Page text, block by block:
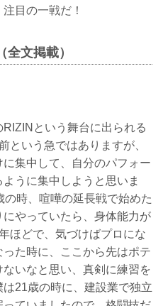
目の一戦だ！
文掲載）
という舞台に出られる
という急ではありますが、
集中して、自分のパフォー
うに集中しようと思いま
時、喧嘩の延長戦で始めた
やっていたら、身体能力が
ほどで、気づけばプロにな
た時に、ここから先はポテ
いなと思い、真剣に練習を
21歳の時に、建設業で独立